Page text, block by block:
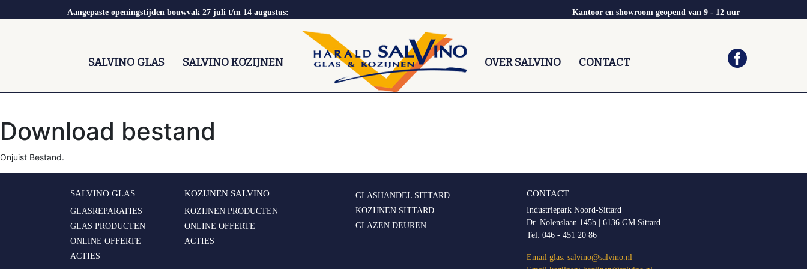
Aangepaste openingstijden bouwvak 27 juli t/m 14 augustus: Kantoor en showroom geopend van 9 - 12 uur
SALVINO GLAS SALVINO KOZIJNEN OVER SALVINO CONTACT
Download bestand
Onjuist Bestand.
SALVINO GLAS
GLASREPARATIES
GLAS PRODUCTEN
ONLINE OFFERTE
ACTIES
KOZIJNEN SALVINO
KOZIJNEN PRODUCTEN
ONLINE OFFERTE
ACTIES
GLASHANDEL SITTARD
KOZIJNEN SITTARD
GLAZEN DEUREN
CONTACT
Industriepark Noord-Sittard
Dr. Nolenslaan 145b | 6136 GM Sittard
Tel: 046 - 451 20 86
Email glas: salvino@salvino.nl